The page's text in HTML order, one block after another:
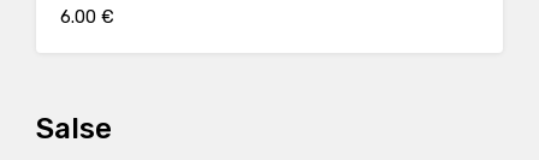
6.00 €
Salse